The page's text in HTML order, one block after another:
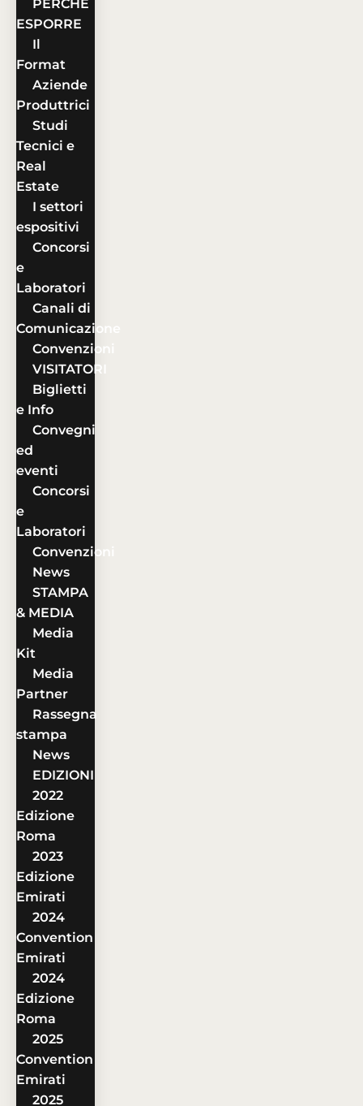
PERCHÉ
ESPORRE
Il
Format
Aziende
Produttrici
Studi
Tecnici e
Real
Estate
I settori
espositivi
Concorsi
e
Laboratori
Canali di
Comunicazione
Convenzioni
VISITATORI
Biglietti
e Info
Convegni
ed
eventi
Concorsi
e
Laboratori
Convenzioni
News
STAMPA
& MEDIA
Media
Kit
Media
Partner
Rassegna
stampa
News
EDIZIONI
2022
Edizione
Roma
2023
Edizione
Emirati
2024
Convention
Emirati
2024
Edizione
Roma
2025
Convention
Emirati
2025